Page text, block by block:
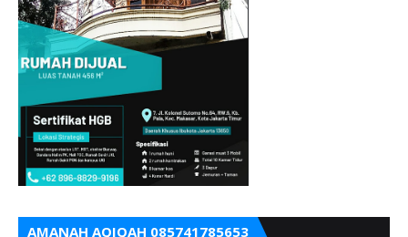
AMANAH AQIQAH 085741785653